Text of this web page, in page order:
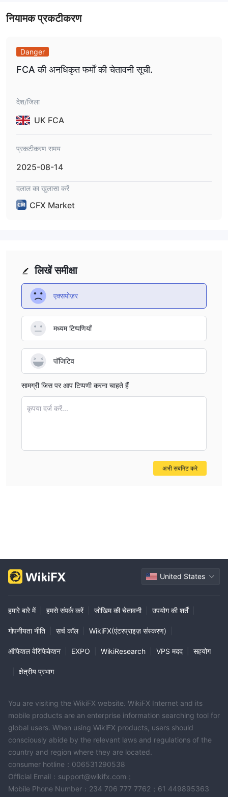
नियामक प्रकटीकरण
Danger
FCA की अनधिकृत फर्मों की चेतावनी सूची.
देश/जिला
UK FCA
प्रकटीकरण समय
2025-08-14
दलाल का खुलासा करें
CFX Market
लिखें समीक्षा
एक्सपोज़र
मध्यम टिप्पणियाँ
पॉजिटिव
सामग्री जिस पर आप टिप्पणी करना चाहते हैं
कृपया दर्ज करें...
अभी सबमिट करे
United States
हमारे बारे में हमसे संपर्क करें जोखिम की चेतावनी उपयोग की शर्तें
गोपनीयता नीति सर्च कॉल WikiFX(एंटरप्राइज़ संस्करण)
ऑफिशल वेरिफिकेशन EXPO WikiResearch VPS मदद सहयोग
क्षेत्रीय प्रभाग
You are visiting the WikiFX website. WikiFX Internet and its
mobile products are an enterprise information searching tool for
global users. When using WikiFX products, users should
consciously abide by the relevant laws and regulations of the
country and region where they are located.
consumer hotline：006531290538
Official Email：support@wikifx.com；
Mobile Phone Number：234 706 777 7762；61 449895363